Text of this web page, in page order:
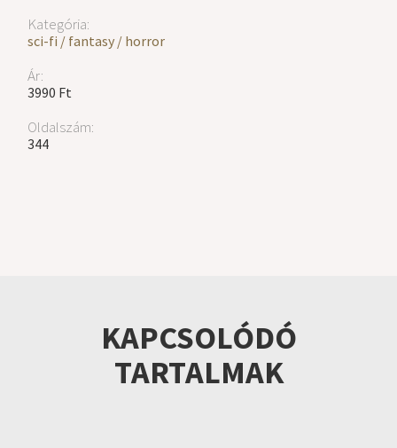
Kategória:
sci-fi / fantasy / horror
Ár:
3990 Ft
Oldalszám:
344
KAPCSOLÓDÓ
TARTALMAK